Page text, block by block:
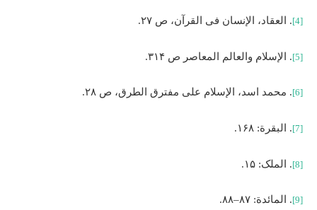
[4]. العقاد، الإنسان فی القرآن، ص ۲۷.
[5]. الإسلام والعالم المعاصر ص ۳۱۴.
[6]. محمد اسد، الإسلام علی مفترق الطرق، ص ۲۸.
[7]. البقرة: ۱۶۸.
[8]. الملک: ۱۵.
[9]. المائدة: ۸۷–۸۸.